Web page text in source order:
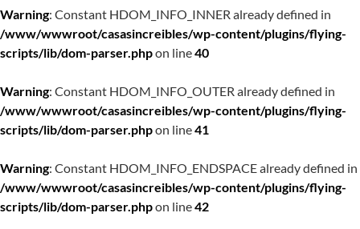
Warning: Constant HDOM_INFO_INNER already defined in
/www/wwwroot/casasincreibles/wp-content/plugins/flying-
scripts/lib/dom-parser.phpon line40
Warning: Constant HDOM_INFO_OUTER already defined in
/www/wwwroot/casasincreibles/wp-content/plugins/flying-
scripts/lib/dom-parser.phpon line41
Warning: Constant HDOM_INFO_ENDSPACE already defined in
/www/wwwroot/casasincreibles/wp-content/plugins/flying-
scripts/lib/dom-parser.phpon line42